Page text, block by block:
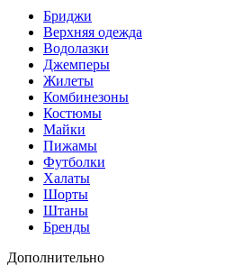
Бриджи
Верхняя одежда
Водолазки
Джемперы
Жилеты
Комбинезоны
Костюмы
Майки
Пижамы
Футболки
Халаты
Шорты
Штаны
Бренды
Дополнительно